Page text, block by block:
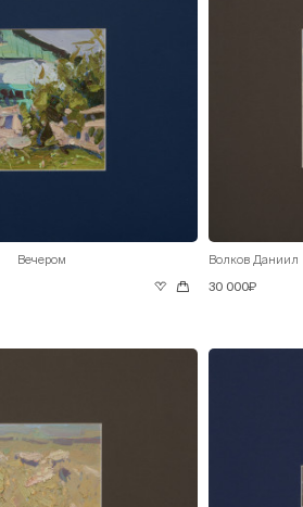
Вечером Волков Даниил
30 000₽